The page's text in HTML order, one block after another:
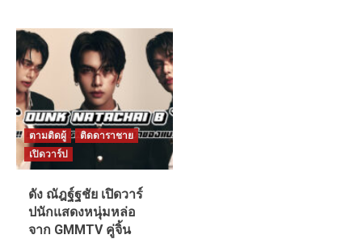
ตามติดผู้
ติดดาราชาย
เปิดวาร์ป
ดัง ณัฎฐ์ฐชัย เปิดวาร์
ปนักแสดงหนุ่มหล่อ
จาก GMMTV คู่จิ้น